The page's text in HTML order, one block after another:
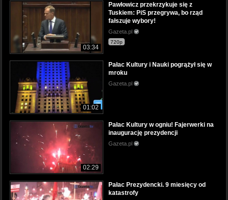
03:34
Pawłowicz przekrzykuje się z
Tuskiem: PiS przegrywa, bo rząd
fałszuje wybory!
Gazeta.pl
720p
01:02
Pałac Kultury i Nauki pogrążył się w
mroku
Gazeta.pl
02:29
Pałac Kultury w ogniu! Fajerwerki na
inaugurację prezydencji
Gazeta.pl
Pałac Prezydencki. 9 miesięcy od
katastrofy